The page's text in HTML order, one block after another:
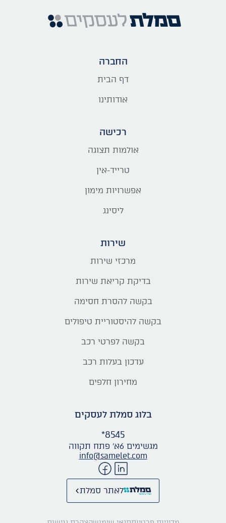
החברה
דף הבית
אודותינו
רכישה
אולמות תצוגה
טרייד-אין
אפשרויות מימון
ליסינג
שירות
מרכזי שירות
בדיקת קריאת שירות
בקשה להסרת חסימה
בקשה להיסטוריית טיפולים
בקשה לפרטי רכב
עדכון בעלות רכב
מחירון חלפים
בלוג סמלת לעסקים
*8545
מגשימים 6א׳ פתח תקווה
info@samelet.com
לאתר סמלת